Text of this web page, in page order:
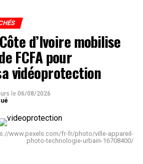
d’Ivoire mobilise
FCFA pour
vidéoprotection
le 06/08/2026
www.pexels.com/fr-fr/photo/ville-appareil-
photo-technologie-urbain-16708400/